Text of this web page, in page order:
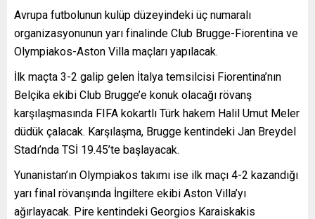
Avrupa futbolunun kulüp düzeyindeki üç numaralı
organizasyonunun yarı finalinde Club Brugge-Fiorentina ve
Olympiakos-Aston Villa maçları yapılacak.
İlk maçta 3-2 galip gelen İtalya temsilcisi Fiorentina’nın
Belçika ekibi Club Brugge’e konuk olacağı rövanş
karşılaşmasında FIFA kokartlı Türk hakem Halil Umut Meler
düdük çalacak. Karşılaşma, Brugge kentindeki Jan Breydel
Stadı’nda TSİ 19.45’te başlayacak.
Yunanistan’ın Olympiakos takımı ise ilk maçı 4-2 kazandığı
yarı final rövanşında İngiltere ekibi Aston Villa’yı
ağırlayacak. Pire kentindeki Georgios Karaiskakis